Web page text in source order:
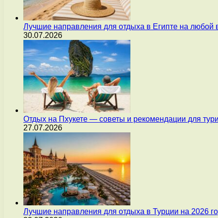
Лучшие направления для отдыха в Египте на любой
30.07.2026
Отдых на Пхукете — советы и рекомендации для
27.07.2026
Лучшие направления для отдыха в Турции на 2026